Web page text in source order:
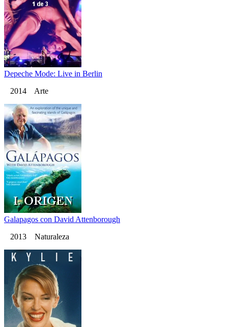
Depeche Mode: Live in Berlin
2014 Arte
Galapagos con David Attenborough
2013 Naturaleza